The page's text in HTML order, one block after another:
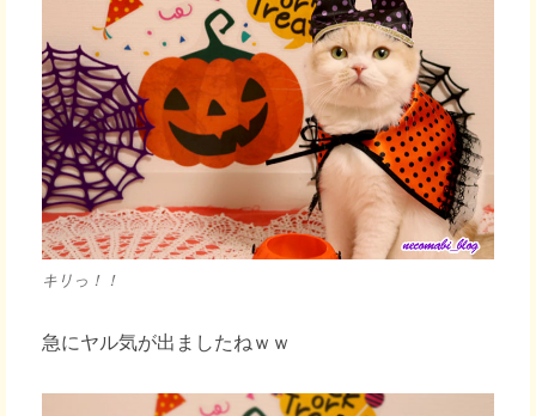
キリっ！！
急にヤル気が出ましたねｗｗ